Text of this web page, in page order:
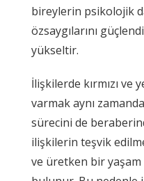
bireylerin psikolojik
özsaygılarını
yükseltir.
İlişkilerde kırmızı ve
varmak aynı
sürecini de
ilişkilerin teşvik
ve üretken bir yaşam